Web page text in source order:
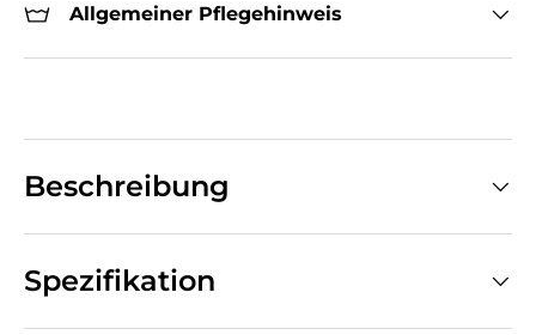
Allgemeiner Pflegehinweis
Beschreibung
Spezifikation